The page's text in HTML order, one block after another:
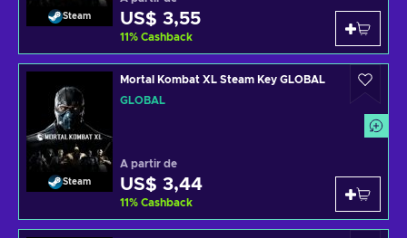
Steam US$ 3,55
11% Cashback
Steam
Mortal Kombat XL Steam Key GLOBAL
GLOBAL
A partir de
US$ 3,44
11% Cashback